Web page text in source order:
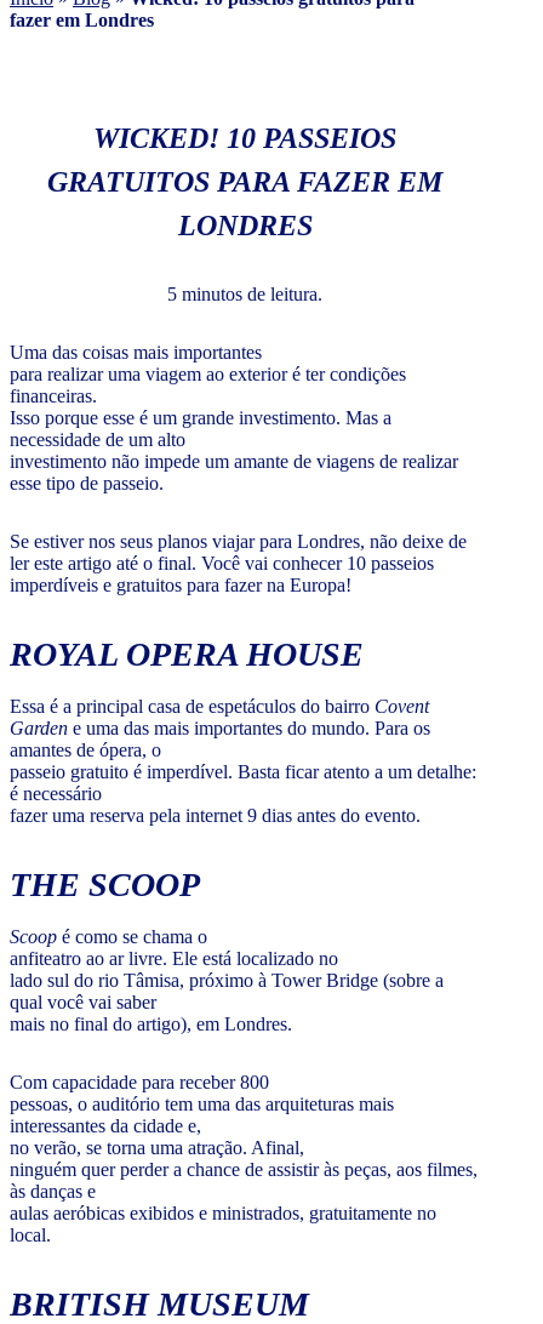
fazer em Londres
WICKED! 10 PASSEIOS
GRATUITOS PARA FAZER EM
LONDRES
5 minutos de leitura.
Uma das coisas mais importantes
para realizar uma viagem ao exterior é ter condições
financeiras.
Isso porque esse é um grande investimento. Mas a
necessidade de um alto
investimento não impede um amante de viagens de realizar
esse tipo de passeio.
Se estiver nos seus planos viajar para Londres, não deixe de
ler este artigo até o final. Você vai conhecer 10 passeios
imperdíveis e gratuitos para fazer na Europa!
ROYAL OPERA HOUSE
Essa é a principal casa de espetáculos do bairro Covent
Garden e uma das mais importantes do mundo. Para os
amantes de ópera, o
passeio gratuito é imperdível. Basta ficar atento a um detalhe:
é necessário
fazer uma reserva pela internet 9 dias antes do evento.
THE SCOOP
Scoop é como se chama o
anfiteatro ao ar livre. Ele está localizado no
lado sul do rio Tâmisa, próximo à Tower Bridge (sobre a
qual você vai saber
mais no final do artigo), em Londres.
Com capacidade para receber 800
pessoas, o auditório tem uma das arquiteturas mais
interessantes da cidade e,
no verão, se torna uma atração. Afinal,
ninguém quer perder a chance de assistir às peças, aos filmes,
às danças e
aulas aeróbicas exibidos e ministrados, gratuitamente no
local.
BRITISH MUSEUM